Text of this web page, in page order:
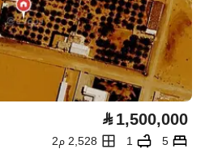
⃁1,500,000
5
1
2,528 م2